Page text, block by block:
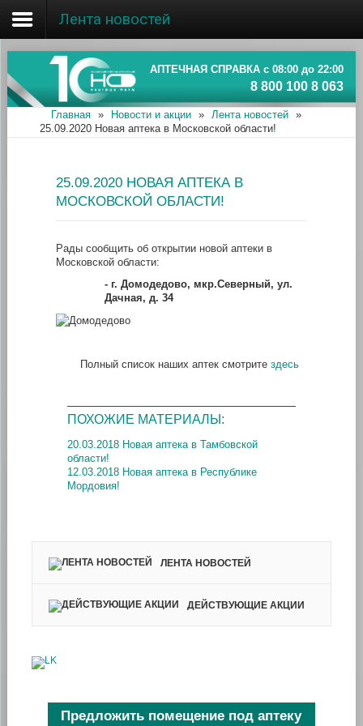
Главная
Об ассоциации
Наши аптеки
Информация
Лента новостей
АПТЕЧНАЯ СПРАВКА с 08:00 до 22:00
8 800 100 8 063
Главная » Новости и акции » Лента новостей
»
25.09.2020 Новая аптека в Московской области!
25.09.2020 НОВАЯ АПТЕКА В
МОСКОВСКОЙ ОБЛАСТИ!
Рады сообщить об открытии новой аптеки в
Московской области:
- г. Домодедово, мкр.Северный, ул.
Дачная, д. 34
Полный список наших аптек смотрите здесь
ПОХОЖИЕ МАТЕРИАЛЫ:
20.03.2018 Новая аптека в Тамбовской
области!
12.03.2018 Новая аптека в Республике
Мордовия!
ЛЕНТА НОВОСТЕЙ
ДЕЙСТВУЮЩИЕ АКЦИИ
Предложить помещение под аптеку